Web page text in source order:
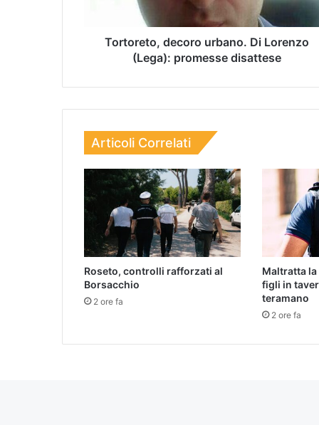
Tortoreto, decoro urbano. Di Lorenzo
(Lega): promesse disattese
Articoli Correlati
Roseto, controlli rafforzati al
Borsacchio
2 ore fa
Maltratta
figli in
teramano
2 ore fa